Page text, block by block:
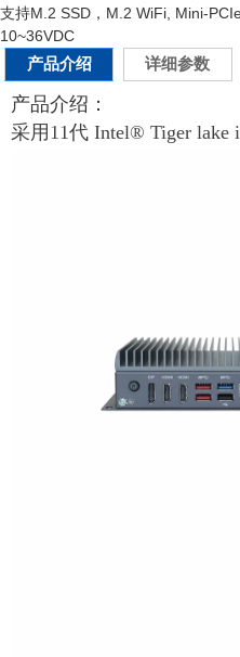
支持M.2 SSD，M.2 WiFi, Mini-
10~36VDC
产品介绍
详细参数
产品介绍：
采用11代 Intel® Tiger lake